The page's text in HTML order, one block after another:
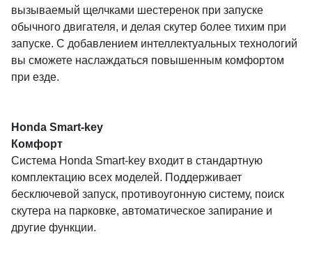
вызываемый щелчками шестеренок при запуске
обычного двигателя, и делая скутер более тихим при
запуске. С добавлением интеллектуальных технологий
вы сможете наслаждаться повышенным комфортом
при езде.
Honda Smart-key
Комфорт
Система Honda Smart-key входит в стандартную
комплектацию всех моделей. Поддерживает
бесключевой запуск, противоугонную систему, поиск
скутера на парковке, автоматическое запирание и
другие функции.